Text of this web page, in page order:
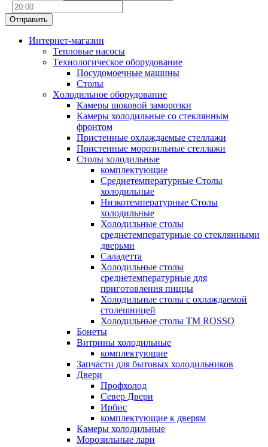
Интернет-магазин
Tепловые насосы
Tехнологическое оборудование
Посудомоечные машины
Столы
Xолодильное оборудование
Камеры шоковой заморозки
Камеры холодильные со стеклянным
фронтом
Пристенные охлаждаемые стеллажи
Пристенные морозильные стеллажи
Столы холодильные
комплектующие
Среднетемпературные Столы
холодильные
Низкотемпературные Столы
холодильные
Холодильные столы
среднетемпературные со стеклянными
дверьми
Саладетта
Холодильные столы
среднетемпературные для
приготовления пиццы
Холодильные столы с охлаждаемой
столешницей
Холодильные столы ТМ ROSSO
Бонеты
Витрины холодильные
комплектующие
Запчасти для бытовых холодильников
Двери
Профхолод
Север Двери
Ирбис
комплектующие к дверям
Камеры холодильные
Морозильные лари